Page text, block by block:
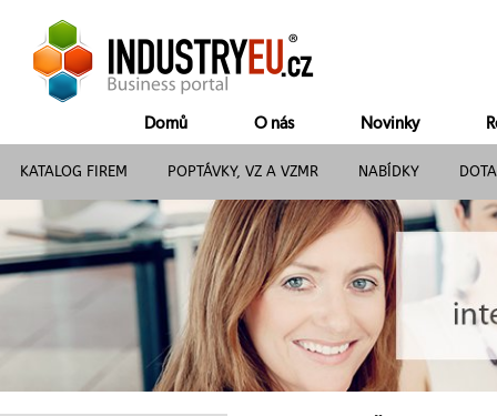
Domů O nás Novinky
KATALOG FIREM POPTÁVKY, VZ A VZMR NABÍDKY